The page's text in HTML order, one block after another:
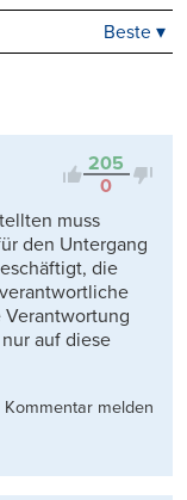
Kontrovers
Beste ▾
205
0
muss
den Untergang
die
auf diese
Kommentar melden